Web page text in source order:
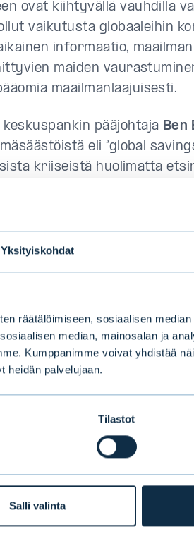
Yksityiskohdat
räätälöimiseen, sosiaalisen
median, mainosalan ja
Kumppanimme voivat yhdistää
heidän palvelujaan.
Tilastot
Salli valinta
ovat kiihtyvällä vauhdilla
vaikutusta globaaleihin
informaatio,
maiden
maailmanlaajuisesti.
pääjohtaja Ben
eli ”global
kriiseistä huolimatta
ovat jopa tulleet
ole toteutuneet pelätyllä
ovat kehittyneet
lisäksi on syntynyt
Tarjolla on muun muussa
, ETF- ja Coco-
merkitys on
ja markkinasääntely